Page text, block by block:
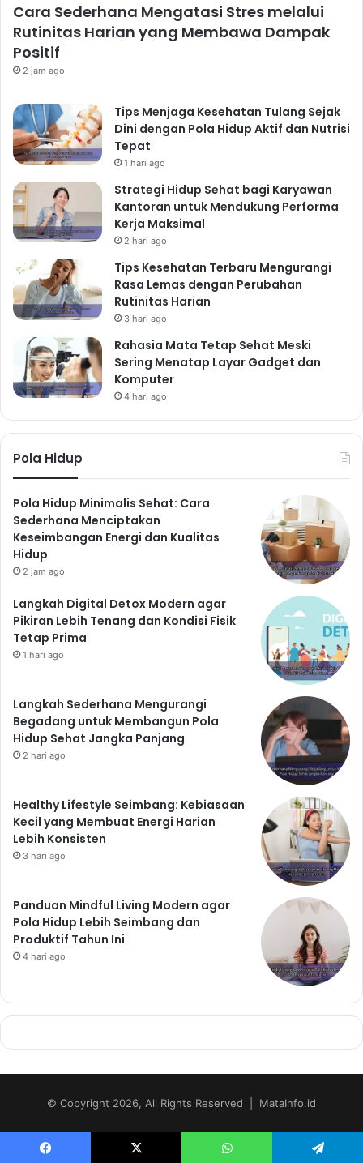
Cara Sederhana Mengatasi Stres melalui
Rutinitas Harian yang Membawa Dampak
Positif
2 jam ago
Tips Menjaga Kesehatan Tulang Sejak
Dini dengan Pola Hidup Aktif dan Nutrisi
Tepat
1 hari ago
Strategi Hidup Sehat bagi Karyawan
Kantoran untuk Mendukung Performa
Kerja Maksimal
2 hari ago
Tips Kesehatan Terbaru Mengurangi
Rasa Lemas dengan Perubahan
Rutinitas Harian
3 hari ago
Rahasia Mata Tetap Sehat Meski
Sering Menatap Layar Gadget dan
Komputer
4 hari ago
Pola Hidup
Pola Hidup Minimalis Sehat: Cara
Sederhana Menciptakan
Keseimbangan Energi dan Kualitas
Hidup
2 jam ago
Langkah Digital Detox Modern agar
Pikiran Lebih Tenang dan Kondisi Fisik
Tetap Prima
1 hari ago
Langkah Sederhana Mengurangi
Begadang untuk Membangun Pola
Hidup Sehat Jangka Panjang
2 hari ago
Healthy Lifestyle Seimbang: Kebiasaan
Kecil yang Membuat Energi Harian
Lebih Konsisten
3 hari ago
Panduan Mindful Living Modern agar
Pola Hidup Lebih Seimbang dan
Produktif Tahun Ini
4 hari ago
© Copyright 2026, All Rights Reserved | MataInfo.id